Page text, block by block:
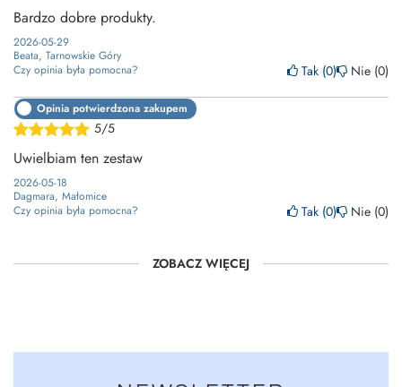
Bardzo dobre produkty.
2026-05-29
Beata, Tarnowskie Góry
Czy opinia była pomocna?
Tak 0 Nie 0
5/5
Opinia potwierdzona zakupem
Uwielbiam ten zestaw
2026-05-18
Dagmara, Małomice
Czy opinia była pomocna?
Tak 0 Nie 0
ZOBACZ WIĘCEJ